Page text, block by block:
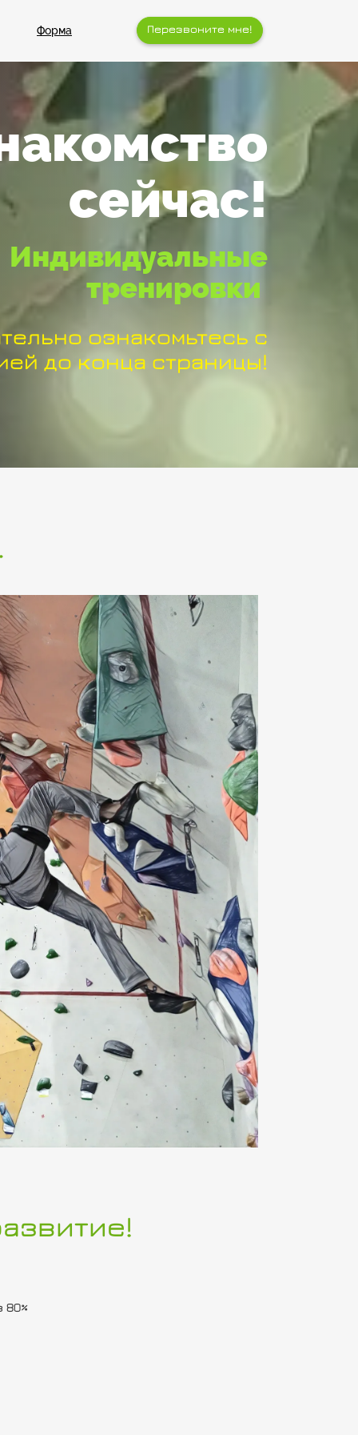
Форма Перезвоните мне!
сейчас!
Индивидуальные
тренировки
ознакомьтесь с
до конца страницы!